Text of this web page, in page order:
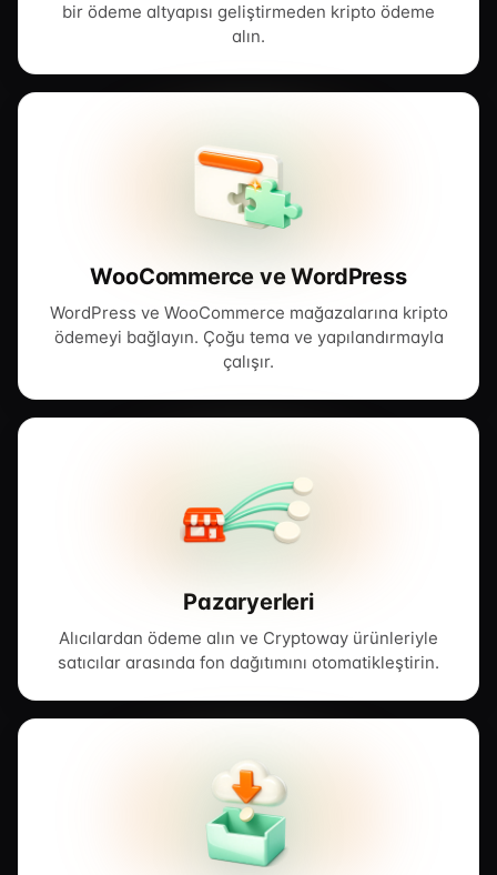
bir ödeme altyapısı geliştirmeden kripto ödeme
alın.
WooCommerce ve WordPress
WordPress ve WooCommerce mağazalarına kripto
ödemeyi bağlayın. Çoğu tema ve yapılandırmayla
çalışır.
Pazaryerleri
Alıcılardan ödeme alın ve Cryptoway ürünleriyle
satıcılar arasında fon dağıtımını otomatikleştirin.